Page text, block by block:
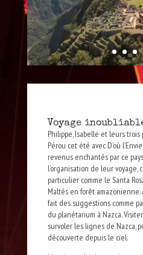
Voyage
Philippe, Isabelle et leurs
Pérou cet été avec D’où
revenus enchantés par ce
l’organisation de leur voyage,
particulier comme le Santa
Maltés en forêt
fait des suggestions comme
du planétarium à Nazca.
survoler les lignes de Nazca,
découverte depuis le ciel.